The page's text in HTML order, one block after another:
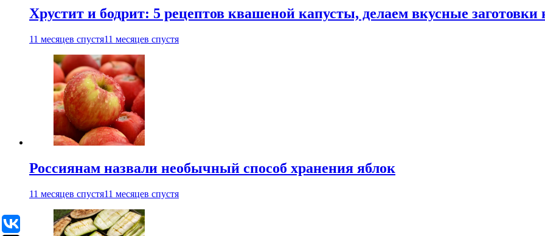
Хрустит и бодрит: 5 рецептов квашеной капусты, делаем вкусные заготовки
11 месяцев спустя11 месяцев спустя
Россиянам назвали необычный способ хранения яблок
11 месяцев спустя11 месяцев спустя